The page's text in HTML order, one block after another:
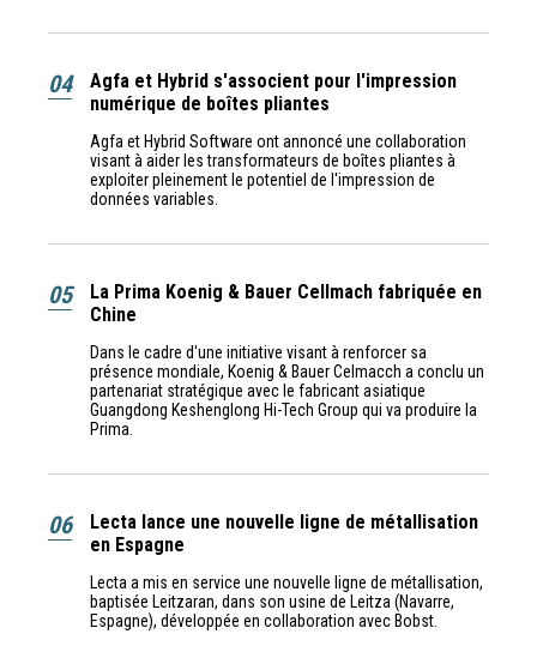
04
Agfa et Hybrid s'associent pour l'impression
numérique de boîtes pliantes
Agfa et Hybrid Software ont annoncé une collaboration
visant à aider les transformateurs de boîtes pliantes à
exploiter pleinement le potentiel de l'impression de
données variables.
05
La Prima Koenig & Bauer Cellmach fabriquée en
Chine
Dans le cadre d'une initiative visant à renforcer sa
présence mondiale, Koenig & Bauer Celmacch a conclu un
partenariat stratégique avec le fabricant asiatique
Guangdong Keshenglong Hi-Tech Group qui va produire la
Prima.
06
Lecta lance une nouvelle ligne de métallisation
en Espagne
Lecta a mis en service une nouvelle ligne de métallisation,
baptisée Leitzaran, dans son usine de Leitza (Navarre,
Espagne), développée en collaboration avec Bobst.